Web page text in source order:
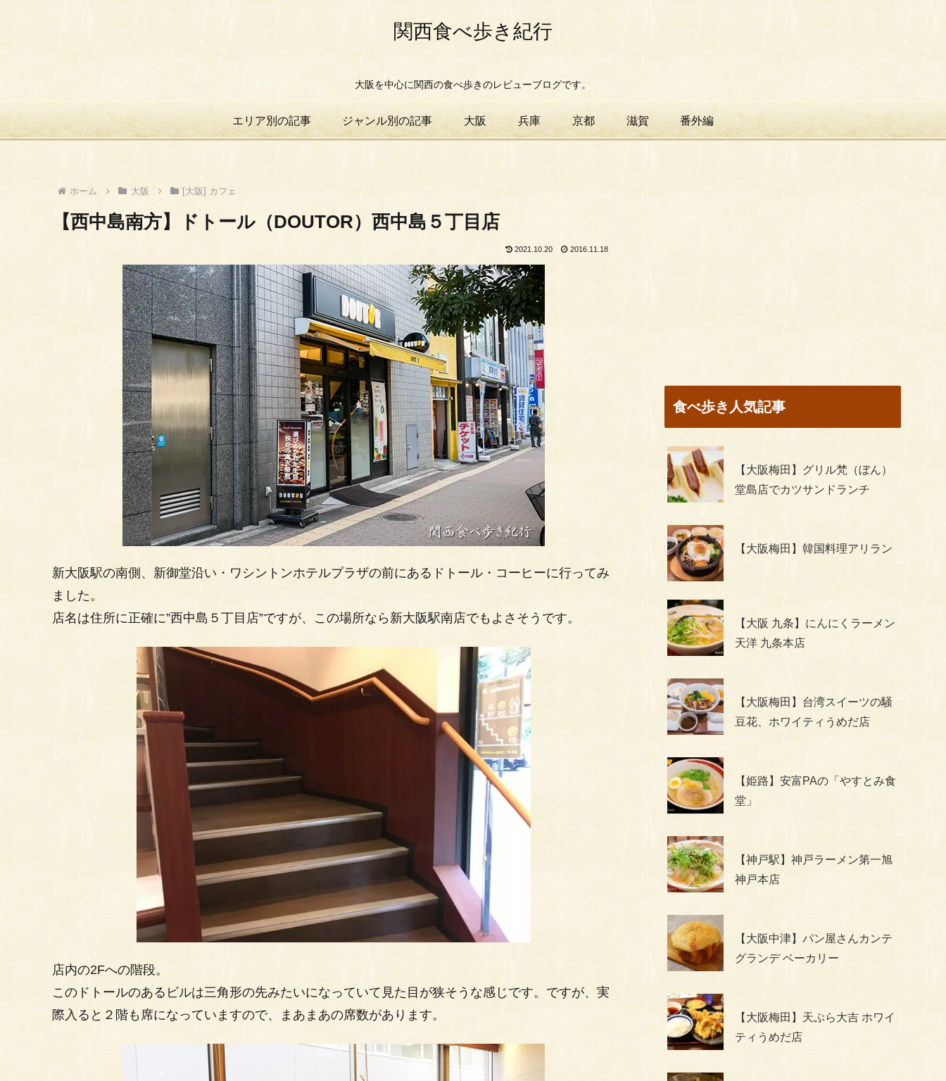
関西食べ歩き紀行
大阪を中心に関西の食べ歩きのレビューブログです。
エリア別の記事 ジャンル別の記事 大阪 兵庫 京都 滋賀 番外編
ホーム 大阪 [大阪] カフェ
【西中島南方】ドトール（DOUTOR）西中島５丁目店
2021.10.20 2016.11.18
新大阪駅の南側、新御堂沿い・ワシントンホテルプラザの前にあるドトール・コーヒーに行ってみ
ました。
店名は住所に正確に”西中島５丁目店”ですが、この場所なら新大阪駅南店でもよさそうです。
店内の2Fへの階段。
このドトールのあるビルは三角形の先みたいになっていて見た目が狭そうな感じです。ですが、実
際入ると２階も席になっていますので、まあまあの席数があります。
食べ歩き人気記事
【大阪梅田】グリル梵（ぼん）
堂島店でカツサンドランチ
【大阪梅田】韓国料理アリラン
【大阪 九条】にんにくラーメン
天洋 九条本店
【大阪梅田】台湾スイーツの騒
豆花、ホワイティうめだ店
【姫路】安富PAの「やすとみ食
堂」
【神戸駅】神戸ラーメン第一旭
神戸本店
【大阪中津】パン屋さんカンテ
グランデ ベーカリー
【大阪梅田】天ぷら大吉 ホワイ
ティうめだ店